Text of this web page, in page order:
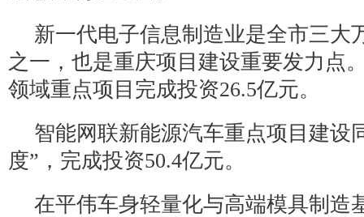
新一代电子信息制造业是全市三大
之一，也是重庆项目建设重要发力点
领域重点项目完成投资26.5亿元。
智能网联新能源汽车重点项目建设
度”，完成投资50.4亿元。
在平伟车身轻量化与高端模具制造